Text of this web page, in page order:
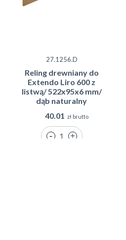
27.1256.D
Reling drewniany do
Extendo Liro 600 z
listwą/ 522x95x6 mm/
dąb naturalny
40.01
zł brutto